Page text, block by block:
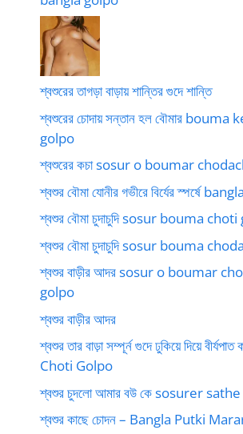
শ্বশুরের তাগড়া বাড়ায় শান্তির গুদে শান্তি
শ্বশুরের চোদায় সন্তান হল বৌমার
golpo
শ্বশুরের কচা sosur o boumar
শ্বশুর বৌমা যোনীর গভীরে বির্যের স্পর্ষে
শ্বশুর বৌমা চুদাচুদি sosur bouma
শ্বশুর বৌমা চুদাচুদি sosur bouma
শ্বশুর বাড়ীর আদর sosur o boumar
golpo
শ্বশুর বাড়ীর আদর
শ্বশুর তার বাড়া সম্পূর্ন গুদে ঢুকিয়ে দিয়ে
Choti Golpo
শ্বশুর চুদলো আমার বউ কে sosurer
শ্বশুর কাছে চোদন – Bangla Putki